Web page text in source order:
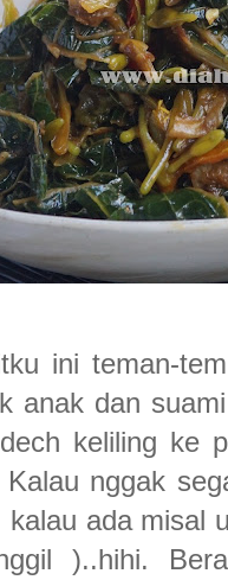
ini teman-
anak dan
keliling ke
nggak
kalau ada misal
)..hihi.